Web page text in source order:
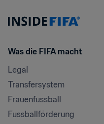
Was die FIFA macht
Legal
Transfersystem
Frauenfussball
Fussballförderung